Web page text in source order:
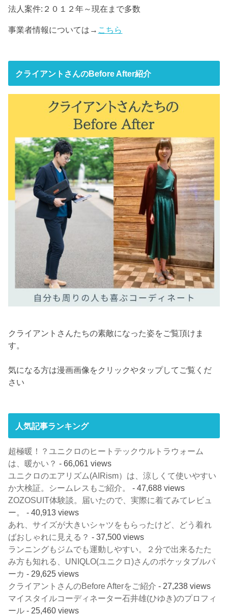
法人案件:２０１２年～現在まで多数
事業者情報については→ こちら
クライアントさんのBefore After紹介
クライアントさんたちの素敵になった姿をご覧頂けま
す。
気になる方は漫画画像をクリックやタップしてご覧くだ
さい
人気記事ランキング
超極暖！？ユニクロのヒートテックウルトラウォーム
は、暖かい？ - 66,061 views
ユニクロのエアリズム(AIRism）は、涼しくて使いやすい
か大検証。シームレスもご紹介。
- 47,688 views
ZOZOSUIT体験談。届いたので、実際に着てみてレビュ
ー。
- 40,913 views
あれ、サイズが大きいシャツをもらったけど、どう着れ
ばおしゃれに見える？ - 37,500 views
ランニングもジムでも運動しやすい。２分で出来るたた
み方も知れる、UNIQLO(ユニクロ)さんのポケッタブルパ
ーカ - 29,625 views
クライアントさんのBefore Afterをご紹介 - 27,238 views
マイスタイルコーディネーター石井雄(ひゆき)のプロフィ
ール - 25,460 views